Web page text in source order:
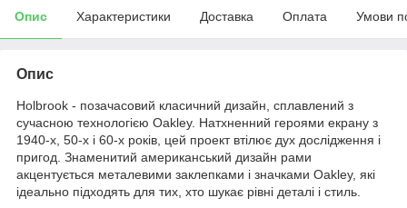
Опис Характеристики Доставка Оплата Умови
Опис
Holbrook - позачасовий класичний дизайн, сплавлений з
сучасною технологією Oakley. Натхненний героями екрану з
1940-х, 50-х і 60-х років, цей проект втілює дух дослідження і
пригод. Знаменитий американський дизайн рами
акцентується металевими заклепками і значками Oakley, які
ідеально підходять для тих, хто шукає рівні деталі і стиль.